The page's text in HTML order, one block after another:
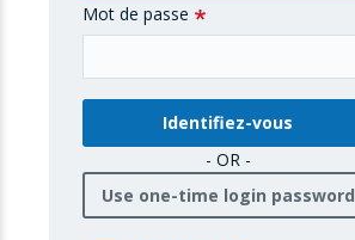
Mot de passe
- OR -
Use one-time login password